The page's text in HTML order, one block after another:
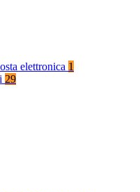
elettronica 1
29